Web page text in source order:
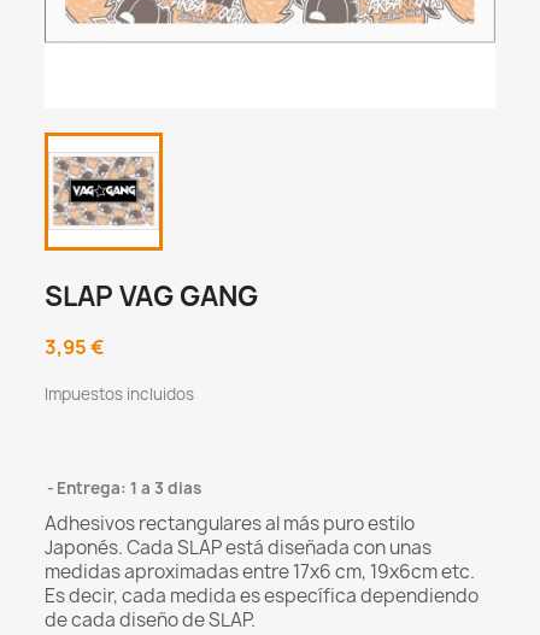
SLAP VAG GANG
3,95 €
Impuestos incluidos
Entrega: 1 a 3 dias
Adhesivos rectangulares al más puro estilo
Japonés. Cada SLAP está diseñada con unas
medidas aproximadas entre 17x6 cm, 19x6cm etc.
Es decir, cada medida es específica dependiendo
de cada diseño de SLAP.